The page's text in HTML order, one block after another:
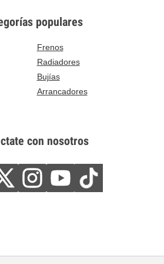
populares
Frenos
Radiadores
Bujías
Arrancadores
con nosotros